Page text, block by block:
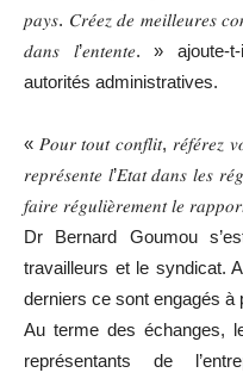
𝑝𝑎𝑦𝑠. 𝐶𝑟𝑒́𝑒𝑧 𝑑𝑒 𝑚𝑒𝑖𝑙𝑙𝑒𝑢𝑟𝑒𝑠
𝑑𝑎𝑛𝑠 𝑙’𝑒𝑛𝑡𝑒𝑛𝑡𝑒. »
autorités administratives.
« 𝑃𝑜𝑢𝑟 𝑡𝑜𝑢𝑡 𝑐𝑜𝑛𝑓𝑙𝑖𝑡, 𝑟𝑒́𝑓𝑒́𝑟𝑒𝑧
𝑟𝑒𝑝𝑟𝑒́𝑠𝑒𝑛𝑡𝑒 𝑙’𝐸𝑡𝑎𝑡 𝑑𝑎𝑛𝑠 𝑙𝑒𝑠
𝑓𝑎𝑖𝑟𝑒 𝑟𝑒́𝑔𝑢𝑙𝑖𝑒̀𝑟𝑒𝑚𝑒𝑛𝑡 𝑙𝑒
Dr Bernard Goumou
travailleurs et le syndicat.
derniers ce sont engagés à
Au terme des échanges,
représentants de